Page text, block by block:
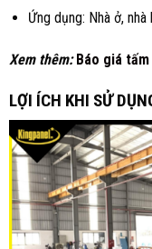
Ứng dụng: Nhà ở, nhà
Xem thêm:Báo giá
LỢI ÍCH KHI SỬ